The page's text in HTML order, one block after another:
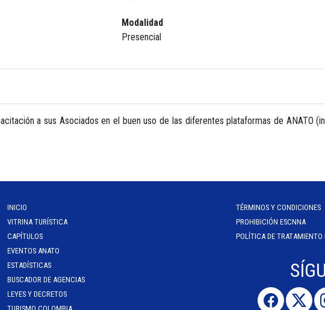
Modalidad
Presencial
a sus Asociados en el buen uso de las diferentes plataformas de ANATO
INICIO
VITRINA TURÍSTICA
CAPÍTULOS
EVENTOS ANATO
ESTADÍSTICAS
BUSCADOR DE AGENCIAS
LEYES Y DECRETOS
TÉRMINOS Y CONDICIONES
PROHIBICIÓN ESCNNA
POLÍTICA DE TRATAMIENTO